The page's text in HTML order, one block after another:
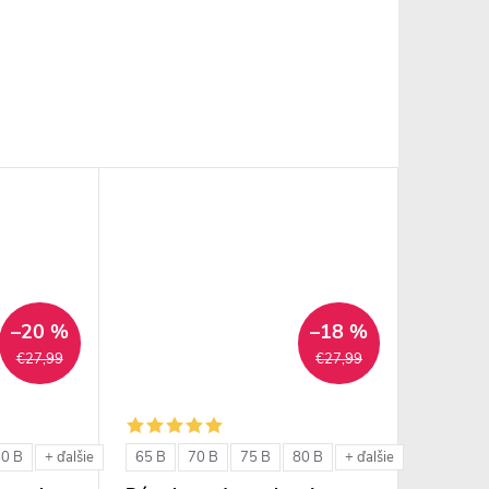
€27,99
–20 %
B + ďalšie
€27,99
–18 %
65 B 70 B 75 B 80 B + ďalšie